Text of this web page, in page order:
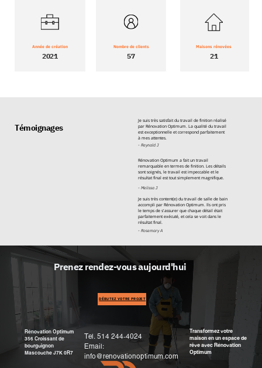
Année de création
2021
Nombre de clients
57
Maisons rénovées
21
Témoignages
Je suis très satisfait du travail de finition réalisé
par Rénovation Optimum. La qualité du travail
est exceptionnelle et correspond parfaitement
à mes attentes.
- Reynald J
Rénovation Optimum a fait un travail
remarquable en termes de finition. Les détails
sont soignés, le travail est impeccable et le
résultat final est tout simplement magnifique.
- Melissa J
Je suis très content(e) du travail de salle de bain
accompli par Rénovation Optimum. Ils ont pris
le temps de s'assurer que chaque détail était
parfaitement exécuté, et cela se voit dans le
résultat final.
- Rosemary A
Prenez rendez-vous aujourd'hui
DÉBUTEZ VOTRE PROJET
Rénovation Optimum
356 Croissant de
bourguignon
Mascouche J7K 0R7
Tel. 514 244-4024
Email:
info@renovationoptimum.com
Transformez votre
maison en un espace de
rêve avec Rénovation
Optimum